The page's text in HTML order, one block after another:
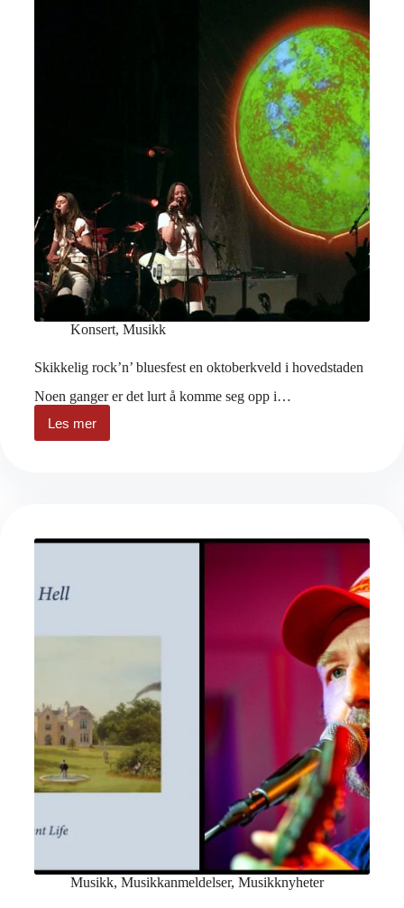
Konsert, Musikk
Skikkelig rock’n’ bluesfest en oktoberkveld i hovedstaden
Noen ganger er det lurt å komme seg opp i…
Les merSkikkelig
rock’n’
Musikk, Musikkanmeldelser, Musikknyheter